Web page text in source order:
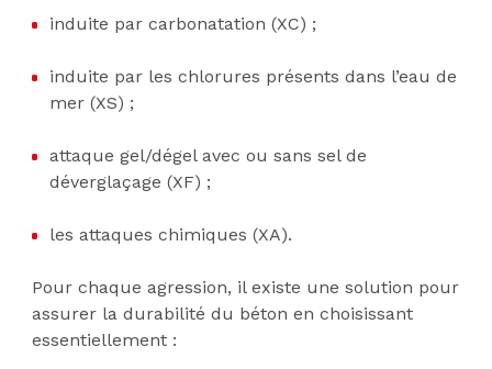
induite par carbonatation (XC) ;
induite par les chlorures présents dans l’eau de
mer (XS) ;
attaque gel/dégel avec ou sans sel de
déverglaçage (XF) ;
les attaques chimiques (XA).
Pour chaque agression, il existe une solution pour
assurer la durabilité du béton en choisissant
essentiellement :